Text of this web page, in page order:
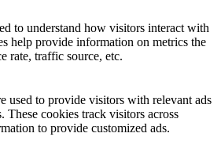
to understand how visitors interact with
help provide information on metrics the
rate, traffic source, etc.
used to provide visitors with relevant ads
These cookies track visitors across
to provide customized ads.